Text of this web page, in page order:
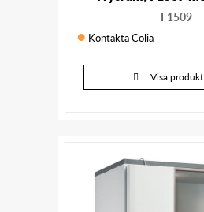
F1509
Kontakta Colia
Visa produkt